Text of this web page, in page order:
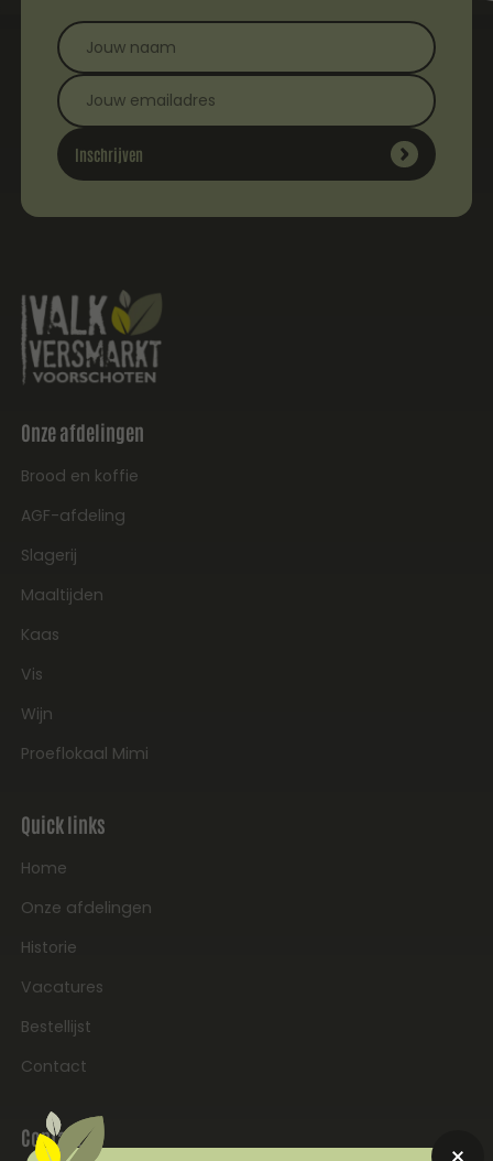
Inschrijven
Onze afdelingen
Brood en koffie
AGF-afdeling
Slagerij
Maaltijden
Kaas
Vis
Wijn
Proeflokaal Mimi
Quick links
Home
Onze afdelingen
Historie
Vacatures
Bestellijst
Contact
Contact